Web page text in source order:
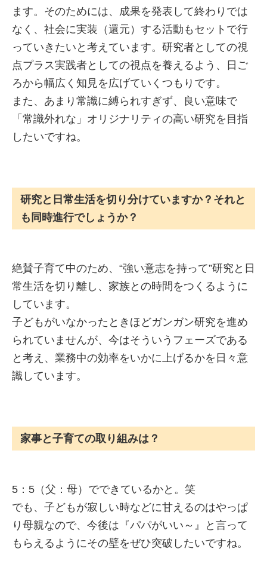
ます。そのためには、成果を発表して終わりでは
なく、社会に実装（還元）する活動もセットで行
っていきたいと考えています。研究者としての視
点プラス実践者としての視点を養えるよう、日ご
ろから幅広く知見を広げていくつもりです。
また、あまり常識に縛られすぎず、良い意味で
「常識外れな」オリジナリティの高い研究を目指
したいですね。
研究と日常生活を切り分けていますか？それと
も同時進行でしょうか？
絶賛子育て中のため、“強い意志を持って”研究と日
常生活を切り離し、家族との時間をつくるように
しています。
子どもがいなかったときほどガンガン研究を進め
られていませんが、今はそういうフェーズである
と考え、業務中の効率をいかに上げるかを日々意
識しています。
家事と子育ての取り組みは？
5：5（父：母）でできているかと。笑
でも、子どもが寂しい時などに甘えるのはやっぱ
り母親なので、今後は『パパがいい～』と言って
もらえるようにその壁をぜひ突破したいですね。